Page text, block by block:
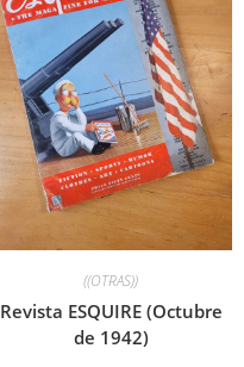
((OTRAS))
Revista ESQUIRE (Octubre
de 1942)